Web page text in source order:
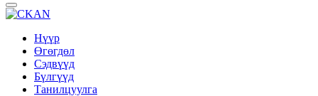
Нүүр
Өгөгдөл
Сэдвүүд
Бүлгүүд
Танилцуулга